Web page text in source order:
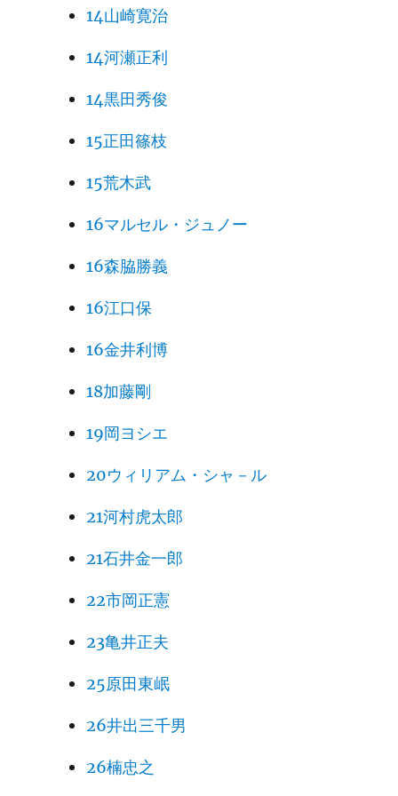
14山崎寛治
14河瀬正利
14黒田秀俊
15正田篠枝
15荒木武
16マルセル・ジュノー
16森脇勝義
16江口保
16金井利博
18加藤剛
19岡ヨシエ
20ウィリアム・シャ－ル
21河村虎太郎
21石井金一郎
22市岡正憲
23亀井正夫
25原田東岷
26井出三千男
26楠忠之